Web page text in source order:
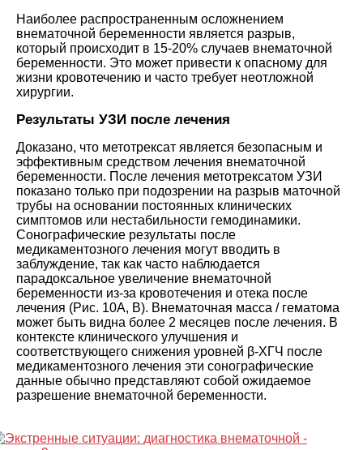
Наиболее распространенным осложнением
внематочной беременности является разрыв,
который происходит в 15-20% случаев внематочной
беременности. Это может привести к опасному для
жизни кровотечению и часто требует неотложной
хирургии.
Результаты УЗИ после лечения
Доказано, что метотрексат является безопасным и
эффективным средством лечения внематочной
беременности. После лечения метотрексатом УЗИ
показано только при подозрении на разрыв маточной
трубы на основании постоянных клинических
симптомов или нестабильности гемодинамики.
Сонографические результаты после
медикаментозного лечения могут вводить в
заблуждение, так как часто наблюдается
парадоксальное увеличение внематочной
беременности из-за кровотечения и отека после
лечения (Рис. 10A, B). Внематочная масса / гематома
может быть видна более 2 месяцев после лечения. В
контексте клинического улучшения и
соответствующего снижения уровней β-ХГЧ после
медикаментозного лечения эти сонографические
данные обычно представляют собой ожидаемое
разрешение внематочной беременности.